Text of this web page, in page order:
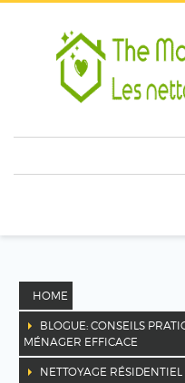
HOME
BLOGUE: CONSEILS
MÉNAGER EFFICACE
NETTOYAGE RÉSIDENTIEL